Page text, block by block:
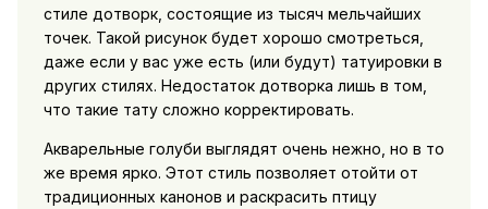
стиле дотворк, состоящие из тысяч мельчайших
точек. Такой рисунок будет хорошо смотреться,
даже если у вас уже есть (или будут) татуировки в
других стилях. Недостаток дотворка лишь в том,
что такие тату сложно корректировать.
Акварельные голуби выглядят очень нежно, но в то
же время ярко. Этот стиль позволяет отойти от
традиционных канонов и раскрасить птицу